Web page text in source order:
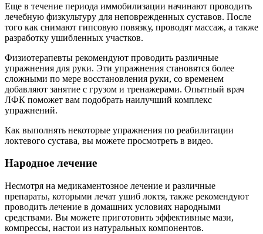
Еще в течение периода иммобилизации начинают проводить
лечебную физкультуру для неповрежденных суставов. После
того как снимают гипсовую повязку, проводят массаж, а также
разработку ушибленных участков.
Физиотерапевты рекомендуют проводить различные
упражнения для руки. Эти упражнения становятся более
сложными по мере восстановления руки, со временем
добавляют занятие с грузом и тренажерами. Опытный врач
ЛФК поможет вам подобрать наилучший комплекс
упражнений.
Как выполнять некоторые упражнения по реабилитации
локтевого сустава, вы можете просмотреть в видео.
Народное лечение
Несмотря на медикаментозное лечение и различные
препараты, которыми лечат ушиб локтя, также рекомендуют
проводить лечение в домашних условиях народными
средствами. Вы можете приготовить эффективные мази,
компрессы, настои из натуральных компонентов.